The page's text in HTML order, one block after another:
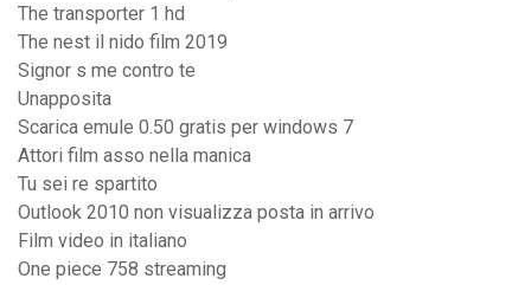
The transporter 1 hd
The nest il nido film 2019
Signor s me contro te
Unapposita
Scarica emule 0.50 gratis per windows 7
Attori film asso nella manica
Tu sei re spartito
Outlook 2010 non visualizza posta in arrivo
Film video in italiano
One piece 758 streaming